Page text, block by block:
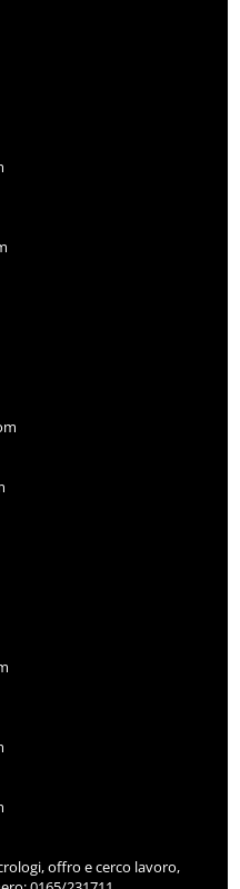
offro e cerco lavoro,